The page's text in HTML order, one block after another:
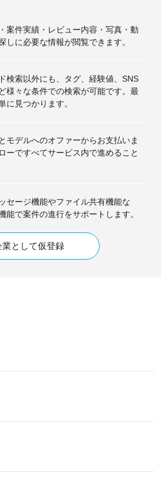
案件実績・レビュー内容・写真・動
しに必要な情報が閲覧できます。
検索以外にも、タグ、経験値、SNS
様々な条件での検索が可能です。最
に見つかります。
モデルへのオファーからお支払いま
ーですべてサービス内で進めること
セージ機能やファイル共有機能な
能で案件の進行をサポートします。
業として仮登録